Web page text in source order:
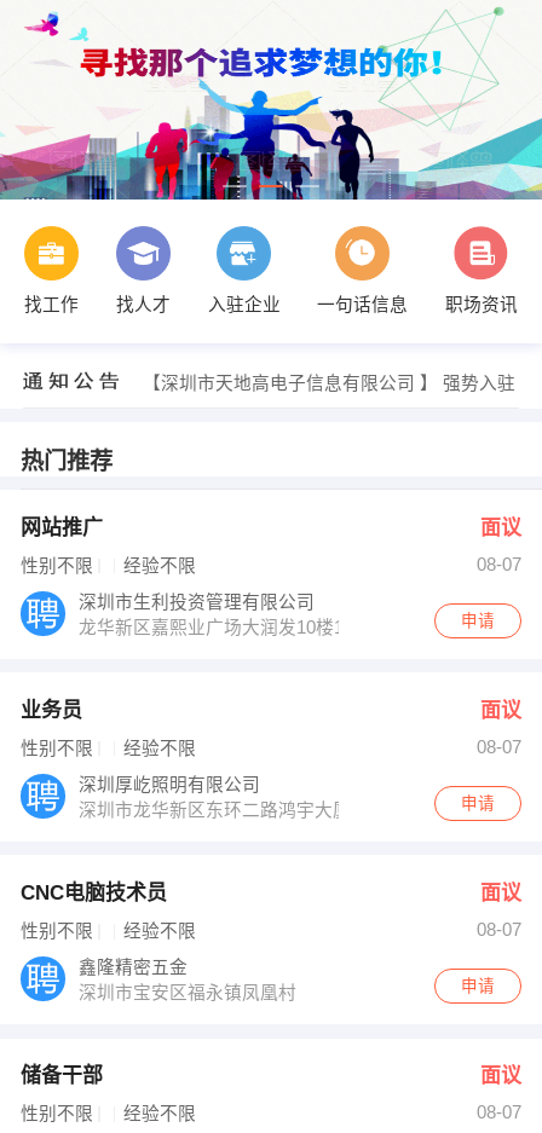
找工作 找人才 入驻企业 一句话信息
职场资讯
【深圳市天地高电子信息有限公司 】 强势入驻
胡小姐 发布 [人事专员 ] 招聘信息
【中国平安人寿保险股份有限公司 】 强势入驻
热门推荐
网站推广 面议
性别不限 经验不限
08-07
深圳市生利投资管理有限公司
龙华新区嘉熙业广场大润发10楼1028
申请
业务员 面议
性别不限 经验不限
08-07
深圳厚屹照明有限公司
深圳市龙华新区东环二路鸿宇大厦1301
申请
CNC电脑技术员 面议
性别不限 经验不限
08-07
鑫隆精密五金
深圳市宝安区福永镇凤凰村
申请
储备干部 面议
性别不限 经验不限
08-07